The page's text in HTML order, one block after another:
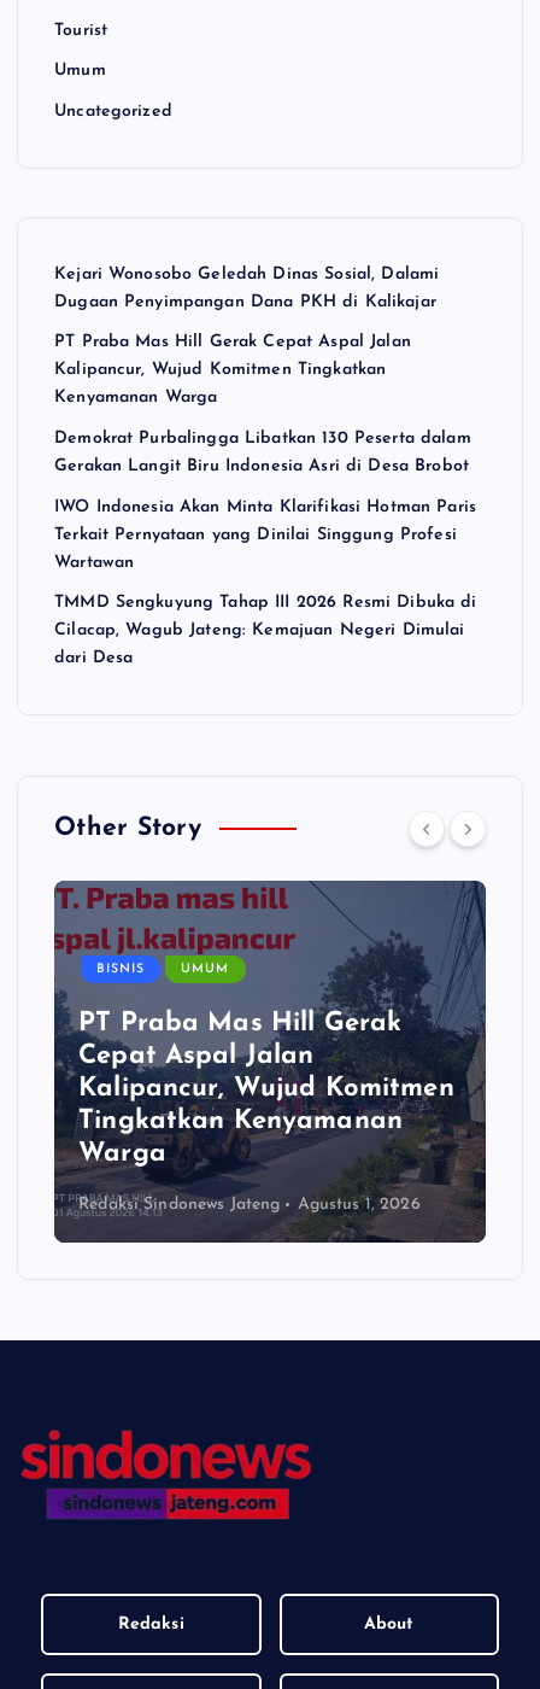
Tourist
Umum
Uncategorized
Kejari Wonosobo Geledah Dinas Sosial, Dalami
Dugaan Penyimpangan Dana PKH di Kalikajar
PT Praba Mas Hill Gerak Cepat Aspal Jalan
Kalipancur, Wujud Komitmen Tingkatkan
Kenyamanan Warga
Demokrat Purbalingga Libatkan 130 Peserta dalam
Gerakan Langit Biru Indonesia Asri di Desa Brobot
IWO Indonesia Akan Minta Klarifikasi Hotman Paris
Terkait Pernyataan yang Dinilai Singgung Profesi
Wartawan
TMMD Sengkuyung Tahap III 2026 Resmi Dibuka di
Cilacap, Wagub Jateng: Kemajuan Negeri Dimulai
dari Desa
Other Story
BISNIS UMUM
PT Praba Mas Hill Gerak
Cepat Aspal Jalan
Kalipancur, Wujud Komitmen
Tingkatkan Kenyamanan
Warga
Redaksi Sindonews Jateng Agustus 1, 2026
Redaksi About